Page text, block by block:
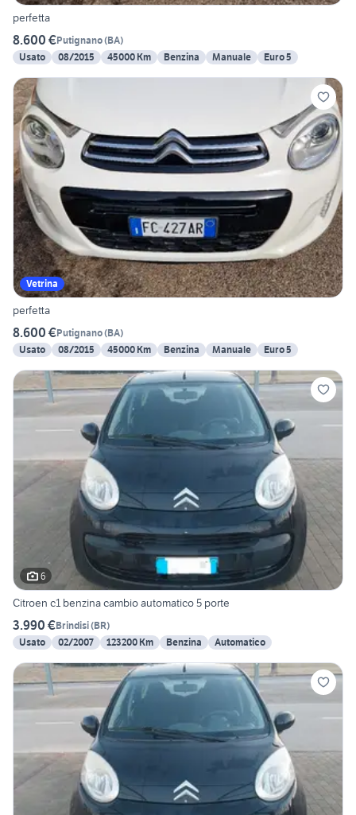
perfetta
8.600 €Putignano(BA)
Usato
08/2015 45000 Km Benzina Manuale Euro 5
Vetrina
perfetta
8.600 €Putignano(BA)
Usato
08/2015 45000 Km Benzina Manuale Euro 5
6
Citroen c1 benzina cambio automatico 5 porte
3.990 €Brindisi(BR)
Usato
02/2007 123200 Km Benzina Automatico